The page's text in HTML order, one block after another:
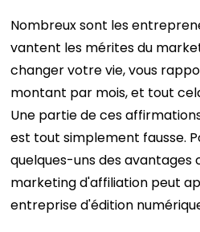
Nombreux sont les
vantent les mérites du
changer votre vie, vous
montant par mois, et tout
Une partie de ces
est tout simplement fausse.
quelques-uns des avantages
marketing d'affiliation peut
entreprise d'édition